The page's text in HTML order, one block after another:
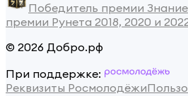
Победитель премии
премии Рунета 2018, 2020 и
© 2026 Добро.рф
При поддержке:
Реквизиты Росмолодёжи